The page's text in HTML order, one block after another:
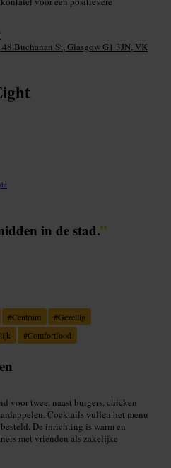
Buchanan St, Glasgow G1 3JN, VK
in de stad.”
#Centrum #Gezellig
#Comfortfood
voor twee, naast burgers, chicken
Cocktails vullen het menu
De inrichting is warm en
met vrienden als zakelijke